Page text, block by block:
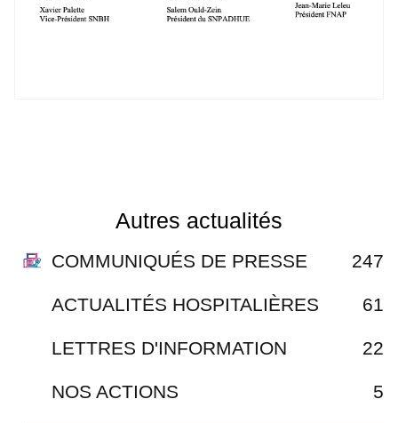
Autres actualités
COMMUNIQUÉS DE PRESSE 247
ACTUALITÉS HOSPITALIÈRES 61
LETTRES D'INFORMATION 22
NOS ACTIONS 5